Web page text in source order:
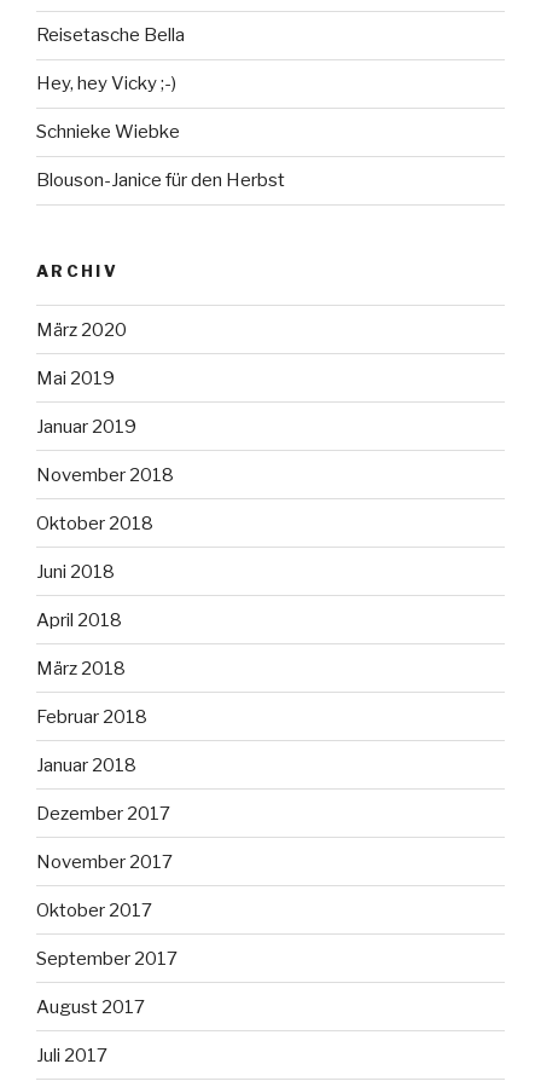
Reisetasche Bella
Hey, hey Vicky ;-)
Schnieke Wiebke
Blouson-Janice für den Herbst
ARCHIV
März 2020
Mai 2019
Januar 2019
November 2018
Oktober 2018
Juni 2018
April 2018
März 2018
Februar 2018
Januar 2018
Dezember 2017
November 2017
Oktober 2017
September 2017
August 2017
Juli 2017